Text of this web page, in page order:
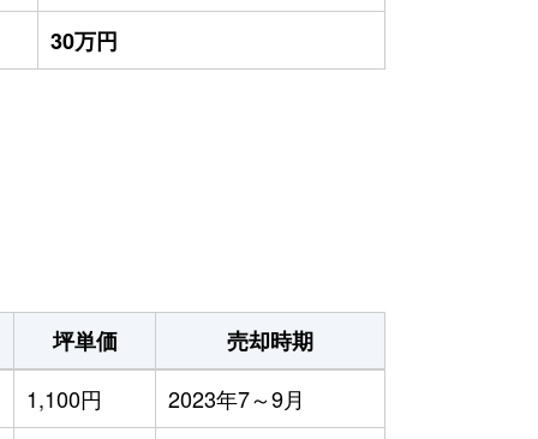
30万円
坪単価
売却時期
1,100円
2023年7～9月